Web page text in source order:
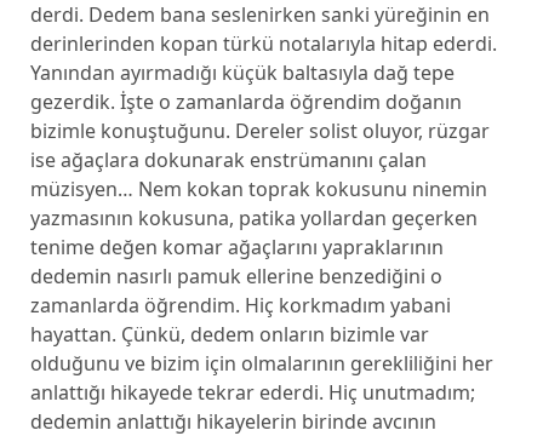
derdi. Dedem bana seslenirken sanki yüreğinin en
derinlerinden kopan türkü notalarıyla hitap ederdi.
Yanından ayırmadığı küçük baltasıyla dağ tepe
gezerdik. İşte o zamanlarda öğrendim doğanın
bizimle konuştuğunu. Dereler solist oluyor, rüzgar
ise ağaçlara dokunarak enstrümanını çalan
müzisyen… Nem kokan toprak kokusunu ninemin
yazmasının kokusuna, patika yollardan geçerken
tenime değen komar ağaçlarını yapraklarının
dedemin nasırlı pamuk ellerine benzediğini o
zamanlarda öğrendim. Hiç korkmadım yabani
hayattan. Çünkü, dedem onların bizimle var
olduğunu ve bizim için olmalarının gerekliliğini her
anlattığı hikayede tekrar ederdi. Hiç unutmadım;
dedemin anlattığı hikayelerin birinde avcının